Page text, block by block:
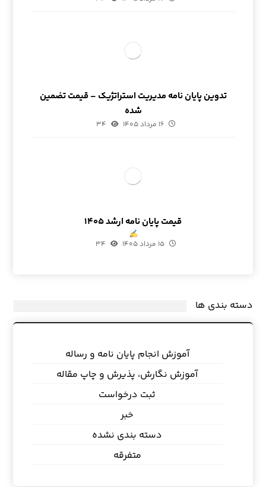
تدوین پایان نامه مدیریت استراتژیک – قیمت تضمین
شده
۱۶ مرداد ۱۴۰۵ ۳۴
قیمت پایان نامه ارشد ۱۴۰۵
۱۵ مرداد ۱۴۰۵ ۳۴
دسته بندی ها
آموزش انجام پایان نامه و رساله
آموزش نگارش، پذیرش و چاپ مقاله
ثبت درخواست
خبر
دسته بندی نشده
متفرقه